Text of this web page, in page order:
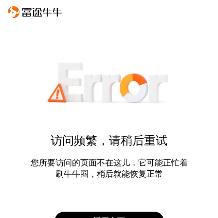
访问频繁，请稍后重试
您所要访问的页面不在这儿，它可能正忙着
刷牛牛圈，稍后就能恢复正常